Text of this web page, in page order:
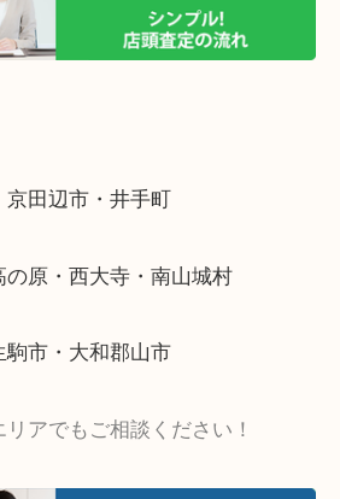
スは年々増加傾向です。
からないから何を持っていけばわ